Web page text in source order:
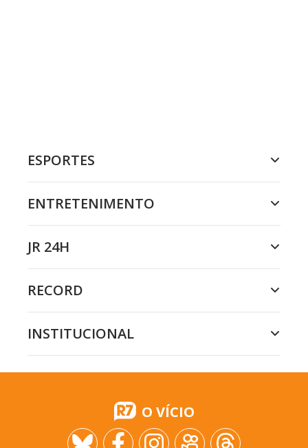
ESPORTES
ENTRETENIMENTO
JR 24H
RECORD
INSTITUCIONAL
O VÍCIO